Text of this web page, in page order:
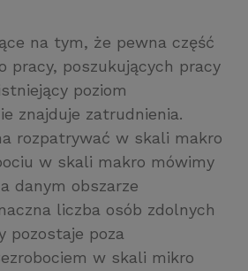
na tym, że pewna część
pracy, poszukujących pracy
poziom
znajduje zatrudnienia.
rozpatrywać w skali makro
w skali makro mówimy
danym obszarze
liczba osób zdolnych
pozostaje poza
w skali mikro